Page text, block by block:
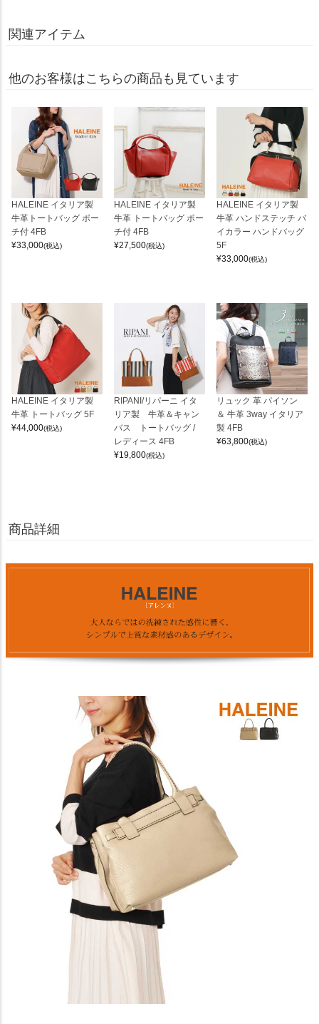
関連アイテム
他のお客様はこちらの商品も見ています
HALEINE イタリア製
牛革トートバッグ ポー
チ付 4FB
¥33,000(税込)
HALEINE イタリア製
牛革 トートバッグ ポー
チ付 4FB
¥27,500(税込)
HALEINE イタリア製
牛革 ハンドステッチ バ
イカラー ハンドバッグ
5F
¥33,000(税込)
HALEINE イタリア製
牛革 トートバッグ 5F
¥44,000(税込)
RIPANI/リパーニ イタ
リア製 牛革＆キャン
バス トートバッグ /
レディース 4FB
¥19,800(税込)
リュック 革 パイソン
＆ 牛革 3way イタリア
製 4FB
¥63,800(税込)
商品詳細